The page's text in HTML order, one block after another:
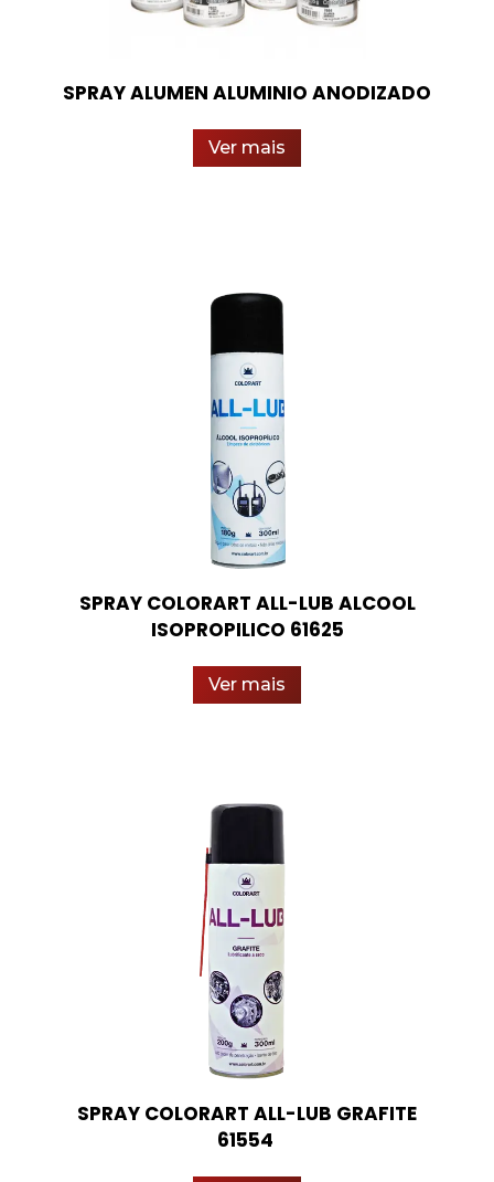
SPRAY ALUMEN ALUMINIO ANODIZADO
Ver mais
SPRAY COLORART ALL-LUB ALCOOL
ISOPROPILICO 61625
Ver mais
SPRAY COLORART ALL-LUB GRAFITE
61554